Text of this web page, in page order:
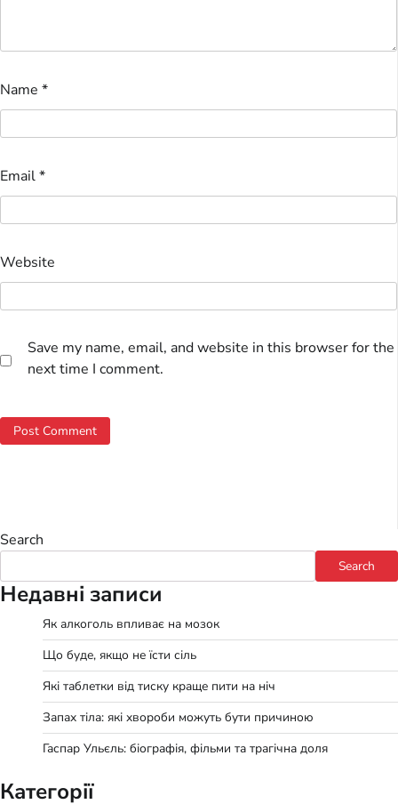
Name *
Email*
Website
Save my name, email, and website in this browser for the
next time I comment.
Search
Search
Недавні записи
Як алкоголь впливає на мозок
Що буде, якщо не їсти сіль
Які таблетки від тиску краще пити на ніч
Запах тіла: які хвороби можуть бути причиною
Гаспар Ульєль: біографія, фільми та трагічна доля
Категорії